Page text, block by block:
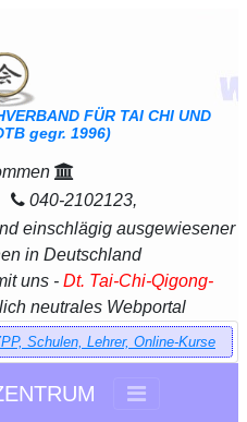
FÜR TAI CHI UND
gegr. 1996)
040-2102123,
einschlägig ausgewiesener
in Deutschland
uns - Dt. Tai-Chi-Qigong-
neutrales Webportal
Schulen, Lehrer, Online-Kurse